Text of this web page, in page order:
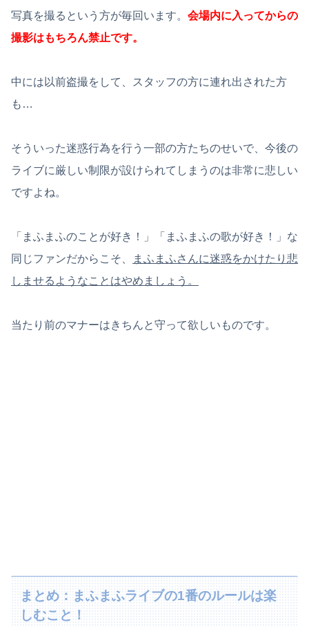
写真を撮るという方が毎回います。 会場内に入ってからの
撮影はもちろん禁止です。
中には以前盗撮をして、スタッフの方に連れ出された方
も…
そういった迷惑行為を行う一部の方たちのせいで、今後の
ライブに厳しい制限が設けられてしまうのは非常に悲しい
ですよね。
「まふまふのことが好き！」「まふまふの歌が好き！」な
同じファンだからこそ、
まふまふさんに迷惑をかけたり悲
しませるようなことはやめましょう。
当たり前のマナーはきちんと守って欲しいものです。
まとめ：まふまふライブの1番のルールは楽
しむこと！